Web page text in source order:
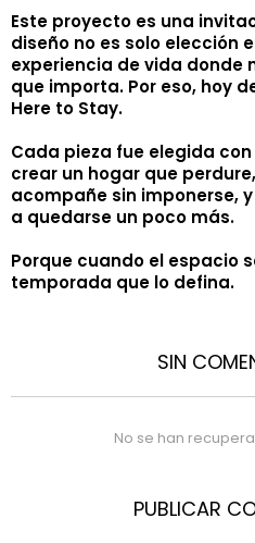
Este proyecto es una
diseño no es solo elección
experiencia de vida donde
que importa. Por eso, hoy
Here to Stay.
Cada pieza fue elegida
crear un hogar que
acompañe sin imponerse,
a quedarse un poco más.
Porque cuando el espacio
temporada que lo defina.
SIN
No se han
PUBLICAR